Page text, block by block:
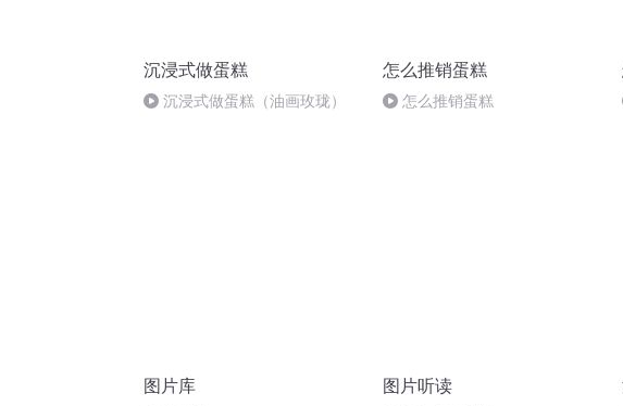
沉浸式做蛋糕
沉浸式做蛋糕（油画玫珑）
怎么推销蛋糕
怎么推销蛋糕
图片库 图片听读